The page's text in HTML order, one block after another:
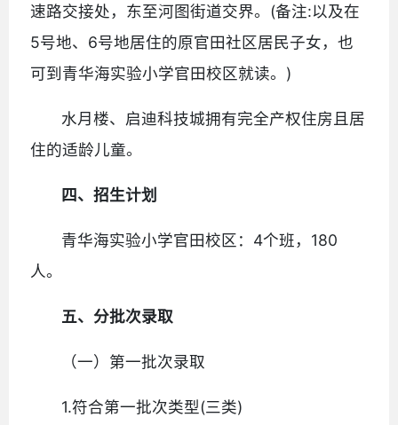
速路交接处，东至河图街道交界。(备注:以及在
5号地、6号地居住的原官田社区居民子女，也
可到青华海实验小学官田校区就读。)
水月楼、启迪科技城拥有完全产权住房且居
住的适龄儿童。
四、招生计划
青华海实验小学官田校区：4个班，180
人。
五、分批次录取
（一）第一批次录取
1.符合第一批次类型(三类)